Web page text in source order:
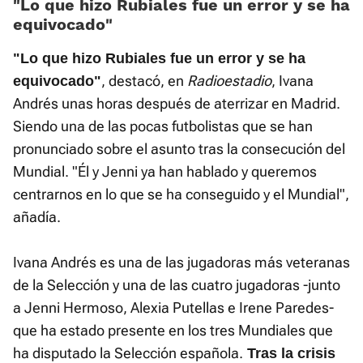
«Lo que hizo Rubiales fue un error y se ha
equivocado»
"Lo que hizo Rubiales fue un error y se ha
equivocado", destacó, en Radioestadio, Ivana
Andrés unas horas después de aterrizar en Madrid.
Siendo una de las pocas futbolistas que se han
pronunciado sobre el asunto tras la consecución del
Mundial. "Él y Jenni ya han hablado y queremos
centrarnos en lo que se ha conseguido y el Mundial",
añadía.
Ivana Andrés es una de las jugadoras más veteranas
de la Selección y una de las cuatro jugadoras -junto
a Jenni Hermoso, Alexia Putellas e Irene Paredes-
que ha estado presente en los tres Mundiales que
ha disputado la Selección española. Tras la crisis